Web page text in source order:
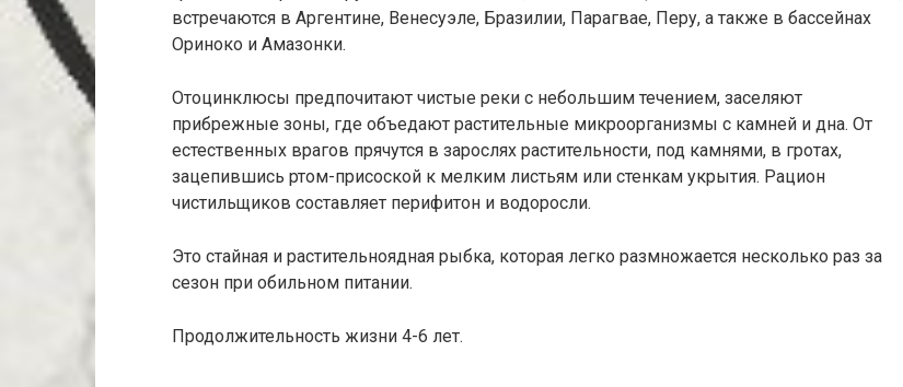
встречаются в Аргентине, Венесуэле, Бразилии, Парагвае, Перу, а также в бассейнах
Ориноко и Амазонки.
Отоцинклюсы предпочитают чистые реки с небольшим течением, заселяют
прибрежные зоны, где объедают растительные микроорганизмы с камней и дна. От
естественных врагов прячутся в зарослях растительности, под камнями, в гротах,
зацепившись ртом-присоской к мелким листьям или стенкам укрытия. Рацион
чистильщиков составляет перифитон и водоросли.
Это стайная и растительноядная рыбка, которая легко размножается несколько раз за
сезон при обильном питании.
Продолжительность жизни 4-6 лет.